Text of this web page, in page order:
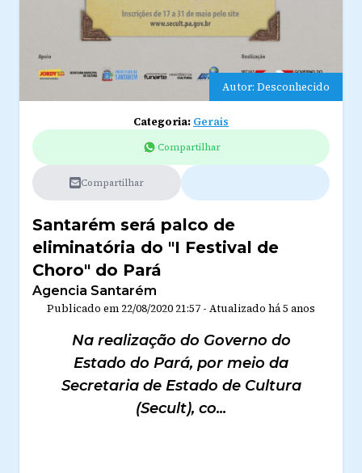
Autor: Desconhecido
Categoria: Gerais
Compartilhar
Compartilhar
Santarém será palco de
eliminatória do "I Festival de
Choro" do Pará
Agencia Santarém
Publicado em 22/08/2020 21:57 - Atualizado há 5 anos
Na realização do Governo do
Estado do Pará, por meio da
Secretaria de Estado de Cultura
(Secult), co...